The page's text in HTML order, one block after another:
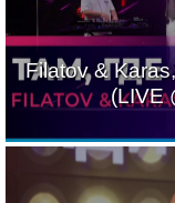
Filatov &
(LIVE